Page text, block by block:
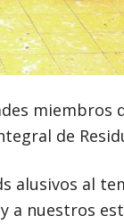
miembros
de
al
y a nuestros